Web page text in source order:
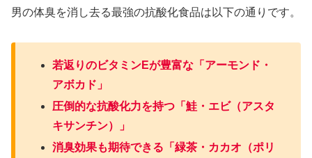
男の体臭を消し去る最強の抗酸化食品は以下の通りです。
若返りのビタミンEが豊富な「アーモンド・
アボカド」
圧倒的な抗酸化力を持つ「鮭・エビ（アスタ
キサンチン）」
消臭効果も期待できる「緑茶・カカオ（ポリ